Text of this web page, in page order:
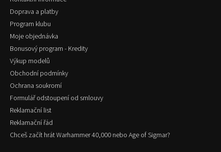
Doprava a platby
Program klubu
Moje objednávka
Bonusový program - Kredity
Výkup modelů
Obchodní podmínky
Ochrana soukromí
Formulář odstoupení od smlouvy
Reklamační list
Reklamační řád
Chceš začít hrát Warhammer 40,000 nebo Age of Sigmar?